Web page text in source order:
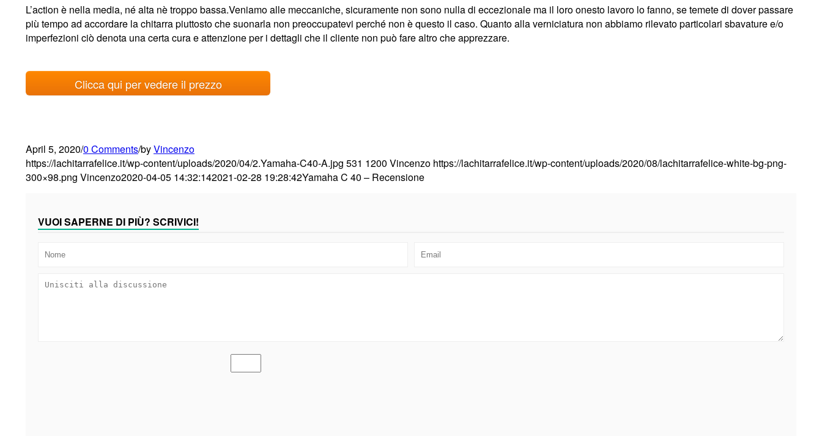
L’action è nella media, né alta nè troppo bassa.Veniamo alle meccaniche, sicuramente non sono nulla di eccezionale ma il loro onesto lavoro lo fanno, se temete di dover passare
più tempo ad accordare la chitarra piuttosto che suonarla non preoccupatevi perché non è questo il caso. Quanto alla verniciatura non abbiamo rilevato particolari sbavature e/o
imperfezioni ciò denota una certa cura e attenzione per i dettagli che il cliente non può fare altro che apprezzare.
Clicca qui per vedere il prezzo
April 5, 2020/0 Comments/byVincenzo
https://lachitarrafelice.it/wp-content/uploads/2020/04/2.Yamaha-C40-A.jpg 531 1200 Vincenzo https://lachitarrafelice.it/wp-content/uploads/2020/08/lachitarrafelice-white-bg-png-
300×98.png Vincenzo2020-04-05 14:32:142021-02-28 19:28:42Yamaha C 40 – Recensione
VUOI SAPERNE DI PIÙ? SCRIVICI!